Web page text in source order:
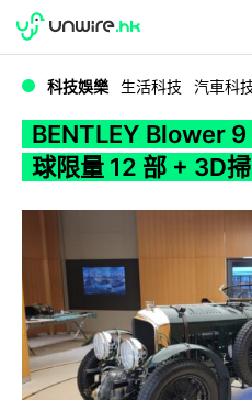
WWDC 2026
科技娛樂 生活科技 汽車科
BENTLEY Blower
球限量 12 部 + 3D